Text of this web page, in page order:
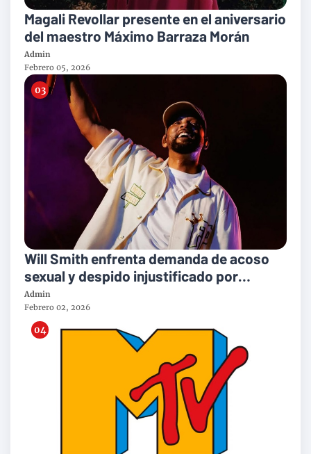
Magali Revollar presente en el aniversario
del maestro Máximo Barraza Morán
Admin
Febrero 05, 2026
Will Smith enfrenta demanda de acoso
sexual y despido injustificado por
músico de su gira
Admin
Febrero 02, 2026